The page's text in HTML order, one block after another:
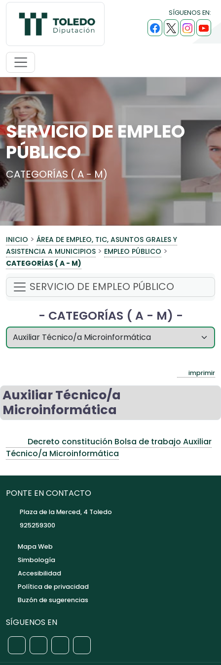
SÍGUENOS EN:
SERVICIO DE EMPLEO
PÚBLICO
CATEGORÍAS ( A - M)
INICIO > ÁREA DE EMPLEO, TIC, ASUNTOS GRALES Y
ASISTENCIA A MUNICIPIOS > EMPLEO PÚBLICO >
CATEGORÍAS ( A - M)
SERVICIO DE EMPLEO PÚBLICO
- CATEGORÍAS ( A - M) -
imprimir
Auxiliar Técnico/a
Microinformática
Decreto constitución Bolsa de trabajo Auxiliar
Técnico/a Microinformática
PONTE EN CONTACTO
Plaza de la Merced, 4 Toledo
925259300
Mapa Web
Simbología
Accesibilidad
Política de privacidad
Buzón de sugerencias
SÍGUENOS EN